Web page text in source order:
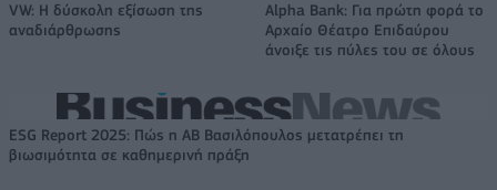
VW: Η δύσκολη εξίσωση της
αναδιάρθρωσης
Alpha Bank: Για πρώτη φορά το
Αρχαίο Θέατρο Επιδαύρου
άνοιξε τις πύλες του σε όλους
ESG Report 2025: Πώς η ΑΒ Βασιλόπουλος μετατρέπει τη
βιωσιμότητα σε καθημερινή πράξη